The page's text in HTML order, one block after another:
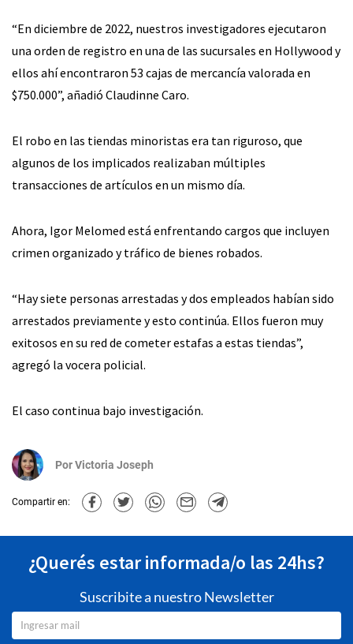
“En diciembre de 2022, nuestros investigadores ejecutaron
una orden de registro en una de las sucursales en Hollywood y
ellos ahí encontraron 53 cajas de mercancía valorada en
$750.000”, añadió Claudinne Caro.
El robo en las tiendas minoristas era tan riguroso, que
algunos de los implicados realizaban múltiples
transacciones de artículos en un mismo día.
Ahora, Igor Melomed está enfrentando cargos que incluyen
crimen organizado y tráfico de bienes robados.
“Hay siete personas arrestadas y dos empleados habían sido
arrestados previamente y esto continúa. Ellos fueron muy
exitosos en su red de cometer estafas a estas tiendas”,
agregó la vocera policial.
El caso continua bajo investigación.
PorVictoria Joseph
Compartir en:
¿Querés estar informada/o las 24hs?
Suscribite a nuestro Newsletter